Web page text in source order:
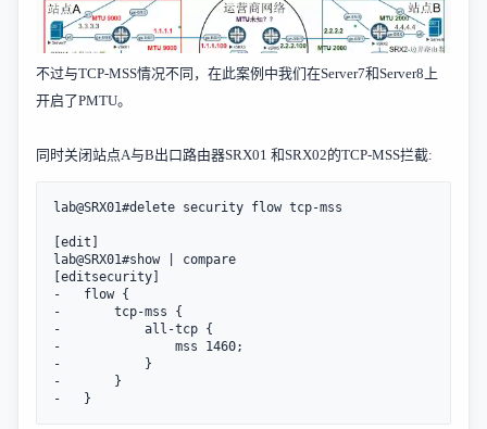
不过与TCP-MSS情况不同，在此案例中我们在Server7和Server8 上
开启了PMTU。
同时关闭站点A与B出口路由器SRX01 和SRX02的TCP-MSS拦截:
lab@SRX01#delete security flow tcp-mss
[edit]
lab@SRX01#show | compare
[editsecurity]
-   flow {
-       tcp-mss {
-           all-tcp {
-               mss 1460;
-           }
-       }
-   }